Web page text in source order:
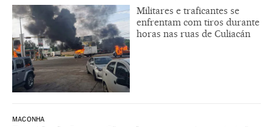
Militares e traficantes se
enfrentam com tiros durante
horas nas ruas de Culiacán
MACONHA